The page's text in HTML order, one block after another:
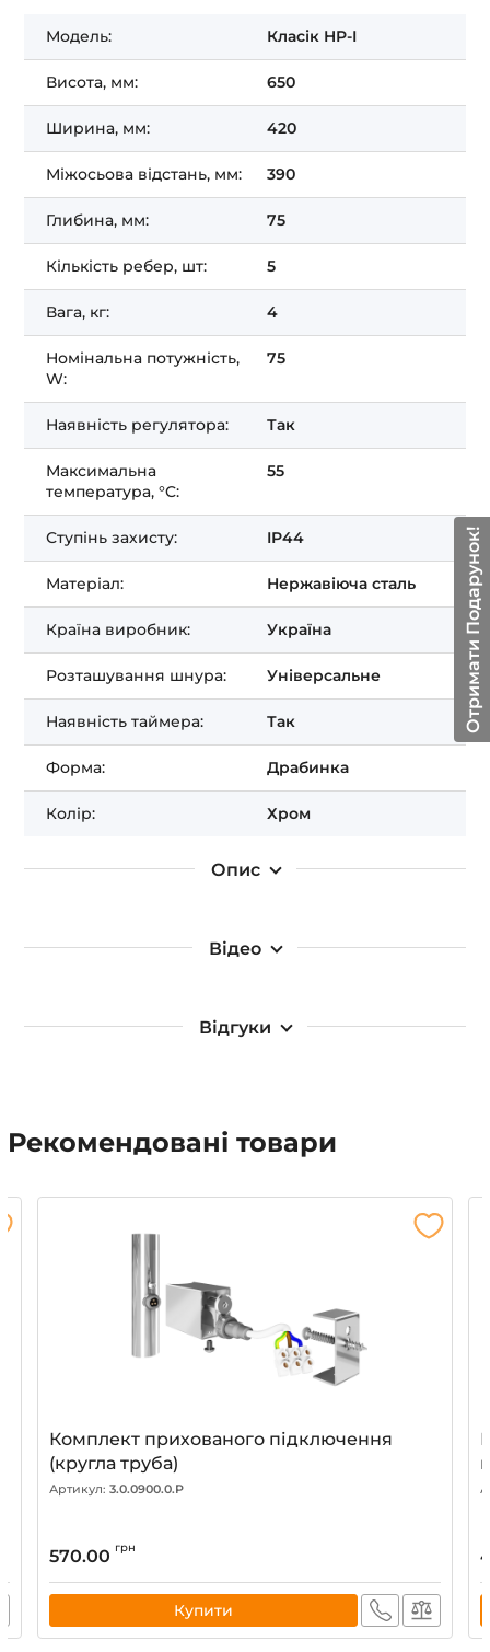
Опис
Модель: Класік HP-I
Висота, мм: 650
Ширина, мм: 420
Міжосьова відстань, мм: 390
Глибина, мм: 75
Кількість ребер, шт: 5
Вага, кг: 4
Номінальна потужність,
W:
75
Наявність регулятора: Так
Максимальна
температура, °C:
55
Ступінь захисту: IP44
Матеріал: Нержавіюча сталь
Країна виробник: Україна
Розташування шнура: Універсальне
Наявність таймера: Так
Форма: Драбинка
Колір: Хром
Відео
Відгуки
Рекомендовані товари
Комплект прихованого підключення
(кругла труба)
Артикул: 3.0.0900.0.P
570.00 грн
Купити
Отримати Подарунок!